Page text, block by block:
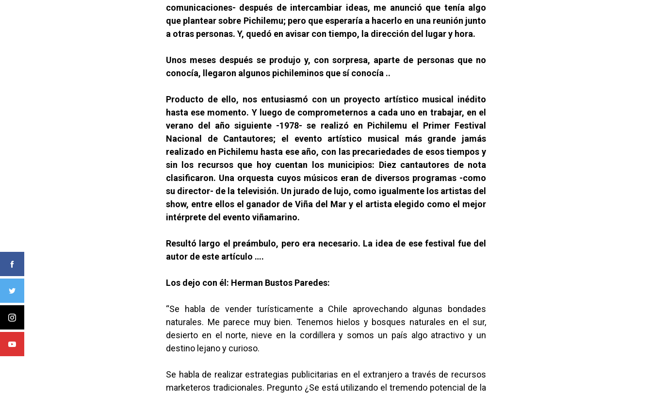
comunicaciones- después de intercambiar ideas, me anunció que tenía algo
que plantear sobre Pichilemu; pero que esperaría a hacerlo en una reunión junto
a otras personas. Y, quedó en avisar con tiempo, la dirección del lugar y hora.
Unos meses después se produjo y, con sorpresa, aparte de personas que no
conocía, llegaron algunos pichileminos que sí conocía ..
Producto de ello, nos entusiasmó con un proyecto artístico musical inédito
hasta ese momento. Y luego de comprometernos a cada uno en trabajar, en el
verano del año siguiente -1978- se realizó en Pichilemu el Primer Festival
Nacional de Cantautores; el evento artístico musical más grande jamás
realizado en Pichilemu hasta ese año, con las precariedades de esos tiempos y
sin los recursos que hoy cuentan los municipios: Diez cantautores de nota
clasificaron. Una orquesta cuyos músicos eran de diversos programas -como
su director- de la televisión. Un jurado de lujo, como igualmente los artistas del
show, entre ellos el ganador de Viña del Mar y el artista elegido como el mejor
intérprete del evento viñamarino.
Resultó largo el preámbulo, pero era necesario. La idea de ese festival fue del
autor de este artículo ….
Los dejo con él: Herman Bustos Paredes:
“Se habla de vender turísticamente a Chile aprovechando algunas bondades
naturales. Me parece muy bien. Tenemos hielos y bosques naturales en el sur,
desierto en el norte, nieve en la cordillera y somos un país algo atractivo y un
destino lejano y curioso.
Se habla de realizar estrategias publicitarias en el extranjero a través de recursos
marketeros tradicionales. Pregunto ¿Se está utilizando el tremendo potencial de la